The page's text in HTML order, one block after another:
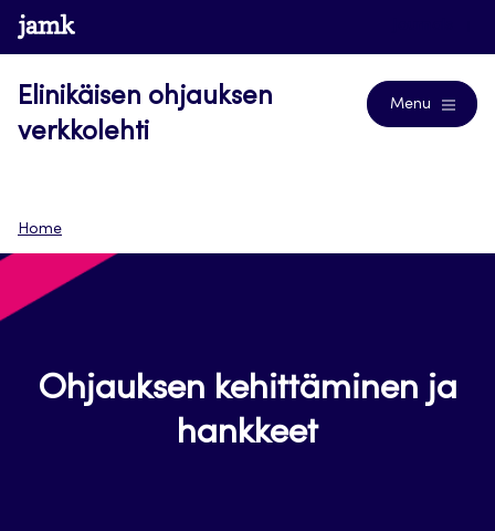
Siirry
suoraan
www.jamk.fi
Elinikäisen ohjauksen
verkkolehti
Menu
Home
Ohjauksen kehittäminen ja
hankkeet